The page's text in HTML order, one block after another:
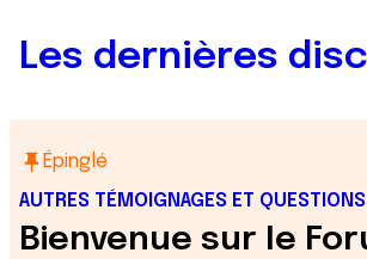
Les dernières
Épinglé
AUTRES TÉMOIGNAGES ET QUESTIONS